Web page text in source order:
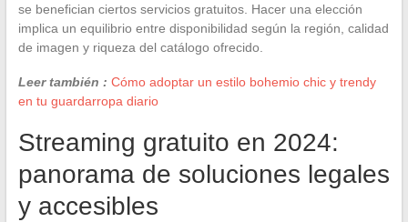
se benefician ciertos servicios gratuitos. Hacer una elección
implica un equilibrio entre disponibilidad según la región, calidad
de imagen y riqueza del catálogo ofrecido.
Leer también : Cómo adoptar un estilo bohemio chic y trendy
en tu guardarropa diario
Streaming gratuito en 2024:
panorama de soluciones legales
y accesibles